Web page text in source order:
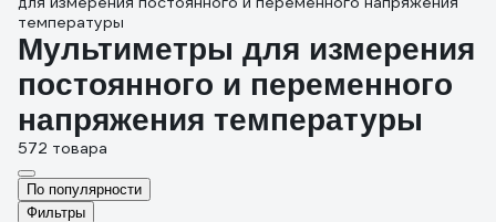
температуры
Мультиметры для измерения
постоянного и переменного
напряжения температуры
572 товара
По популярности
Фильтры